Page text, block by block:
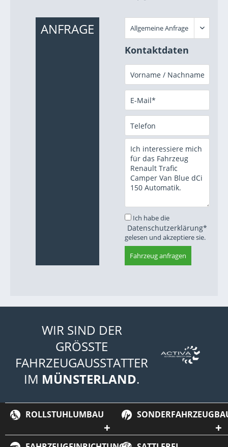
ANFRAGE
Kontaktdaten
Ich habe die
Datenschutzerklärung*
gelesen und akzeptiere sie.
Fahrzeug anfragen
WIR SIND DER
GRÖSSTE
FAHRZEUGAUSSTATTER
IM MÜNSTERLAND.
ROLLSTUHLUMBAU